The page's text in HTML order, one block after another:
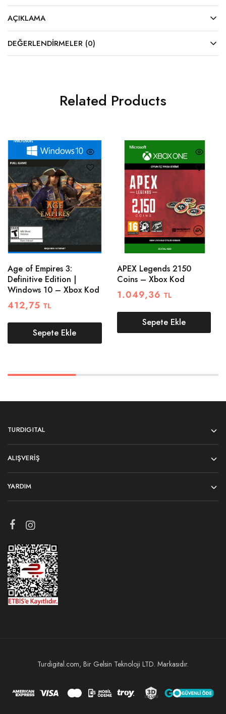
AÇIKLAMA
DEĞERLENDIRMELER (0)
Related Products
Age of Empires 3:
Definitive Edition |
Windows 10 – Xbox Kod
412,75 TL
Sepete Ekle
APEX Legends 2150
Coins – Xbox Kod
1.049,36 TL
Sepete Ekle
TURDIGITAL
ALIŞVERIŞ
YARDIM
Turdigital.com, Bir Gelsin Teknoloji LTD. Markasıdır.